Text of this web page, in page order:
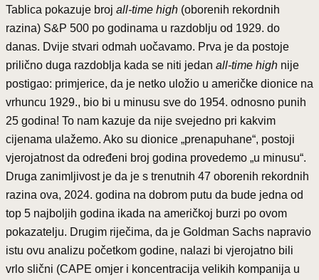
Tablica pokazuje broj all-time high (oborenih rekordnih
razina) S&P 500 po godinama u razdoblju od 1929. do
danas. Dvije stvari odmah uočavamo. Prva je da postoje
prilično duga razdoblja kada se niti jedan all-time high nije
postigao: primjerice, da je netko uložio u američke dionice na
vrhuncu 1929., bio bi u minusu sve do 1954. odnosno punih
25 godina! To nam kazuje da nije svejedno pri kakvim
cijenama ulažemo. Ako su dionice „prenapuhane“, postoji
vjerojatnost da određeni broj godina provedemo „u minusu“.
Druga zanimljivost je da je s trenutnih 47 oborenih rekordnih
razina ova, 2024. godina na dobrom putu da bude jedna od
top 5 najboljih godina ikada na američkoj burzi po ovom
pokazatelju. Drugim riječima, da je Goldman Sachs napravio
istu ovu analizu početkom godine, nalazi bi vjerojatno bili
vrlo slični (CAPE omjer i koncentracija velikih kompanija u